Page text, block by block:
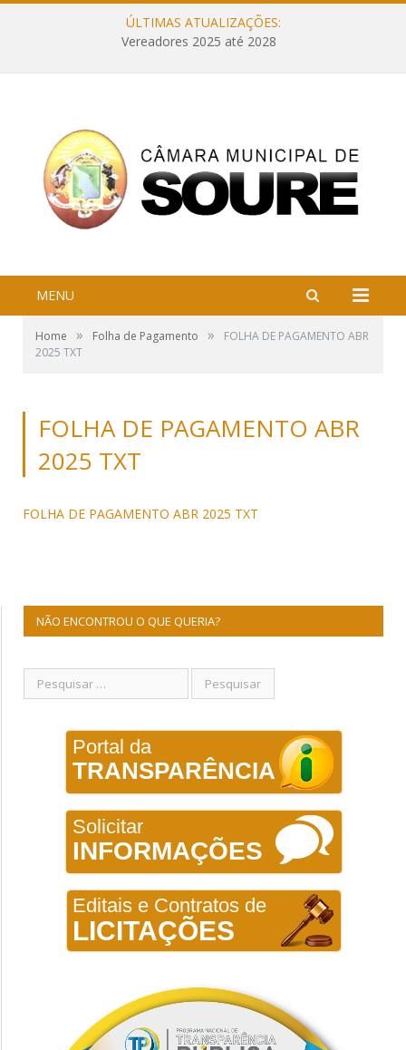
ÚLTIMAS ATUALIZAÇÕES:
Vereadores 2025 até 2028
MENU
Home » Folha de Pagamento »
FOLHA DE PAGAMENTO ABR
2025 TXT
FOLHA DE PAGAMENTO ABR
2025 TXT
FOLHA DE PAGAMENTO ABR 2025 TXT
NÃO ENCONTROU O QUE QUERIA?
Portal da
TRANSPARÊNCIA
Solicitar
INFORMAÇÕES
Editais e Contratos de
LICITAÇÕES